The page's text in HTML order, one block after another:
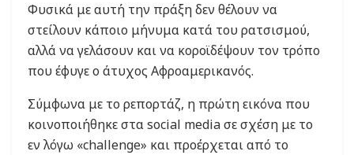
Φυσικά με αυτή την πράξη δεν θέλουν να
στείλουν κάποιο μήνυμα κατά του ρατσισμού,
αλλά να γελάσουν και να κοροϊδέψουν τον τρόπο
που έφυγε ο άτυχος Αφροαμερικανός.
Σύμφωνα με το ρεπορτάζ, η πρώτη εικόνα που
κοινοποιήθηκε στα social media σε σχέση με το
εν λόγω «challenge» και προέρχεται από το